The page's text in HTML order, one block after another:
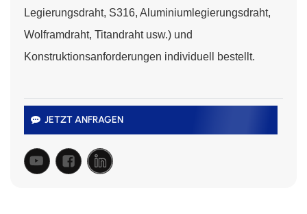
Legierungsdraht, S316, Aluminiumlegierungsdraht,
Wolframdraht, Titandraht usw.) und
Konstruktionsanforderungen individuell bestellt.
JETZT ANFRAGEN